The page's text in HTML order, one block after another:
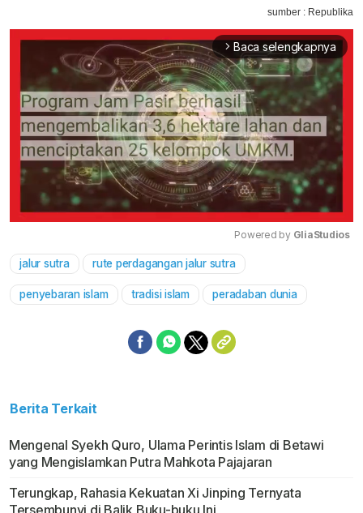
sumber : Republika
arrow_forward_ios Baca selengkapnya
Powered by GliaStudios
jalur sutra rute perdagangan jalur sutra
penyebaran islam tradisi islam peradaban dunia
Berita Terkait
Mengenal Syekh Quro, Ulama Perintis Islam di Betawi
yang Mengislamkan Putra Mahkota Pajajaran
Terungkap, Rahasia Kekuatan Xi Jinping Ternyata